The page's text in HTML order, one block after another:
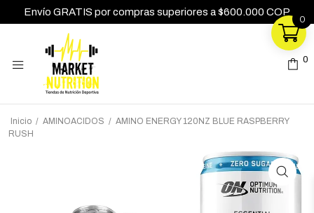
0
Envío GRATIS por compras superiores a $600.000 COP
0
Inicio / AMINOACIDOS / AMINO ENERGY 120NZ BLUE RASPBERRY
RUSH
0